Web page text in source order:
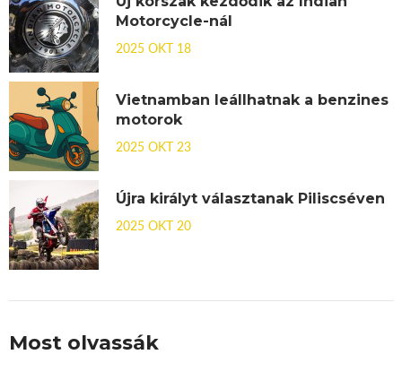
Motorcycle-nál
2025 OKT 18
Vietnamban leállhatnak a benzines
motorok
2025 OKT 23
Újra királyt választanak Piliscséven
2025 OKT 20
Most olvassák